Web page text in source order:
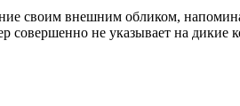
своим внешним обликом,
совершенно не указывает на